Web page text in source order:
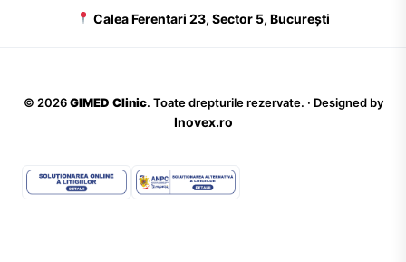
Calea Ferentari 23, Sector 5, București
© 2026 GIMED Clinic. Toate drepturile rezervate. · Designed by
Inovex.ro